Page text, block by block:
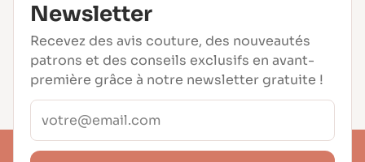
Newsletter
Recevez des avis couture, des nouveautés
patrons et des conseils exclusifs en avant-
première grâce à notre newsletter gratuite !